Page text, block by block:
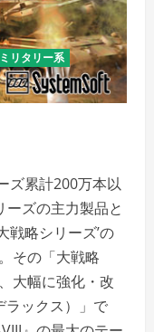
ミリタリー系
ズ累計200万本以
ズの主力製品と
戦略シリーズ’の
その「大戦略
大幅に強化・改
ラックス）」で